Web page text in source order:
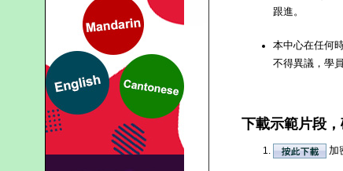
跟進。
本中心在任何
不得異議，學
下載示範片段
加